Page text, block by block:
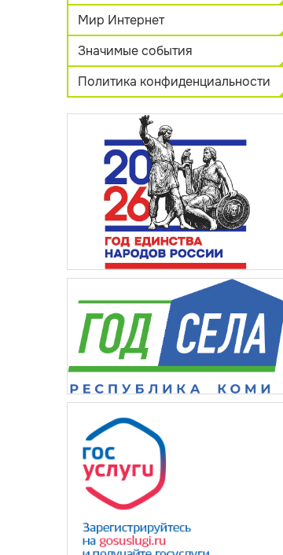
Мир Интернет
Значимые события
Политика конфиденциальности